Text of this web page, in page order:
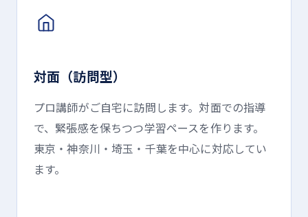
対面（訪問型）
プロ講師がご自宅に訪問します。対面での指導
で、緊張感を保ちつつ学習ペースを作ります。
東京・神奈川・埼玉・千葉を中心に対応してい
ます。